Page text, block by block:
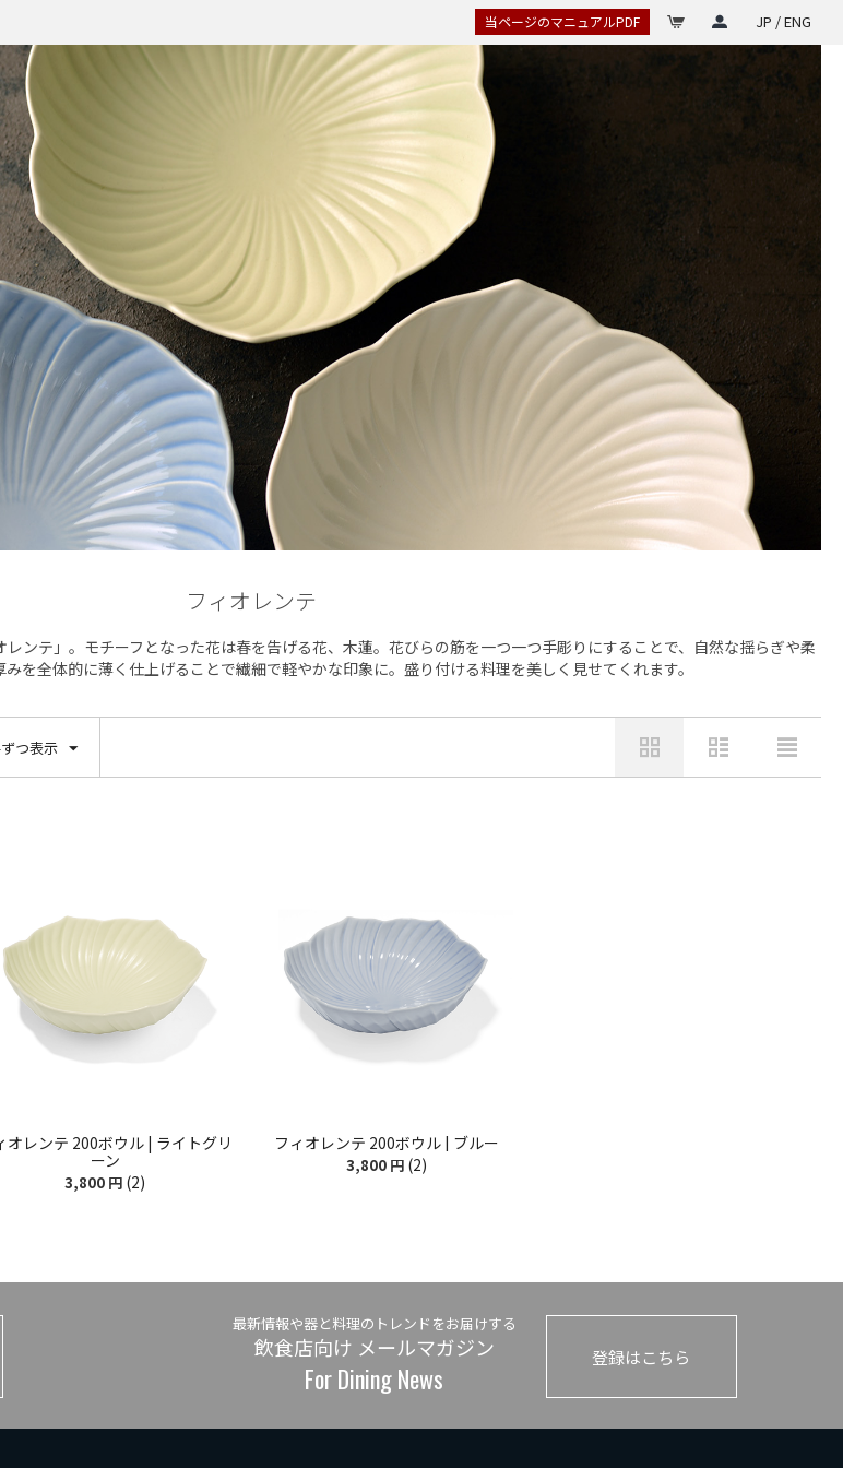
JP / ENG
当ページのマニュアルPDF
フィオレンテ
ンテ」。モチーフとなった花は春を告げる花、木蓮。花びらの筋を一つ一つ手彫りにすることで、自然な揺らぎや柔
を全体的に薄く仕上げることで繊細で軽やかな印象に。盛り付ける料理を美しく見せてくれます。
つ表示
オレンテ 200ボウル | ライトグリ
ーン
3,800 円 (2)
フィオレンテ 200ボウル | ブルー
3,800 円 (2)
最新情報や器と料理のトレンドをお届けする
飲食店向け メールマガジン
For Dining News
登録はこちら